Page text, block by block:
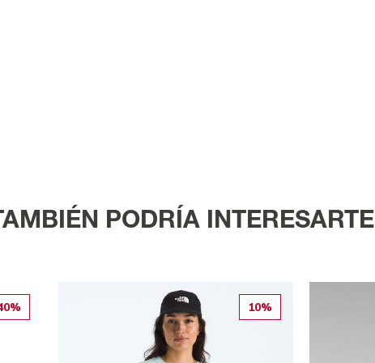
PODRÍA INTERESARTE
10%